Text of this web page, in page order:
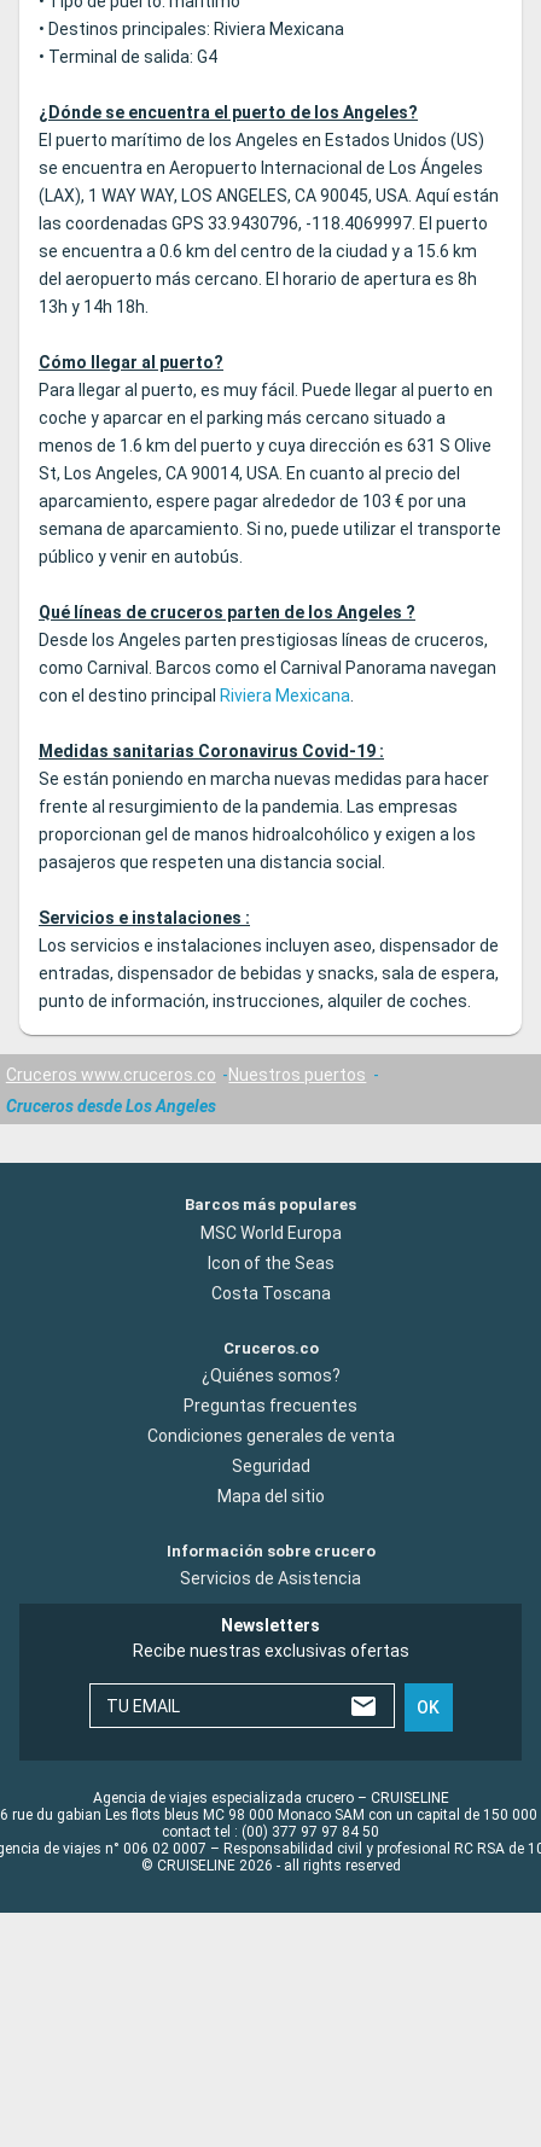
• Destinos principales: Riviera Mexicana
• Terminal de salida: G4
¿Dónde se encuentra el puerto de los Angeles?
El puerto marítimo de los Angeles en Estados Unidos (US)
se encuentra en Aeropuerto Internacional de Los Ángeles
(LAX), 1 WAY WAY, LOS ANGELES, CA 90045, USA. Aquí están
las coordenadas GPS 33.9430796, -118.4069997. El puerto
se encuentra a 0.6 km del centro de la ciudad y a 15.6 km
del aeropuerto más cercano. El horario de apertura es 8h
13h y 14h 18h.
Cómo llegar al puerto?
Para llegar al puerto, es muy fácil. Puede llegar al puerto en
coche y aparcar en el parking más cercano situado a
menos de 1.6 km del puerto y cuya dirección es 631 S Olive
St, Los Angeles, CA 90014, USA. En cuanto al precio del
aparcamiento, espere pagar alrededor de 103 € por una
semana de aparcamiento. Si no, puede utilizar el transporte
público y venir en autobús.
Qué líneas de cruceros parten de los Angeles ?
Desde los Angeles parten prestigiosas líneas de cruceros,
como Carnival. Barcos como el Carnival Panorama navegan
con el destino principal Riviera Mexicana.
Medidas sanitarias Coronavirus Covid-19 :
Se están poniendo en marcha nuevas medidas para hacer
frente al resurgimiento de la pandemia. Las empresas
proporcionan gel de manos hidroalcohólico y exigen a los
pasajeros que respeten una distancia social.
Servicios e instalaciones :
Los servicios e instalaciones incluyen aseo, dispensador de
entradas, dispensador de bebidas y snacks, sala de espera,
punto de información, instrucciones, alquiler de coches.
Cruceros www.cruceros.co
Nuestros puertos
Cruceros desde Los Angeles
Barcos más populares
MSC World Europa
Icon of the Seas
Costa Toscana
Cruceros.co
¿Quiénes somos?
Preguntas frecuentes
Condiciones generales de venta
Seguridad
Mapa del sitio
Información sobre crucero
Servicios de Asistencia
Newsletters
Recibe nuestras exclusivas ofertas
TU EMAIL OK
Agencia de viajes especializada crucero – CRUISELINE
rue du gabian Les flots bleus MC 98 000 Monaco SAM con un capital de 150 000
contact tel : (00) 377 97 97 84 50
de viajes n° 006 02 0007 – Responsabilidad civil y profesional RC RSA de
© CRUISELINE 2026 - all rights reserved